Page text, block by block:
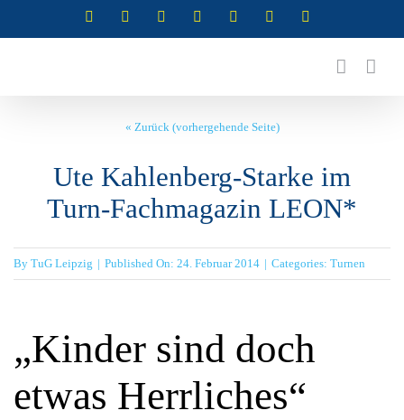
Inhalt
InstagramInstagramInstagramInstagramFacebook
« Zurück (vorhergehende Seite)
Ute Kahlenberg-Starke im
Turn-Fachmagazin LEON*
By TuG Leipzig | Published On: 24. Februar 2014 | Categories: Turnen
„Kinder sind doch
etwas Herrliches“